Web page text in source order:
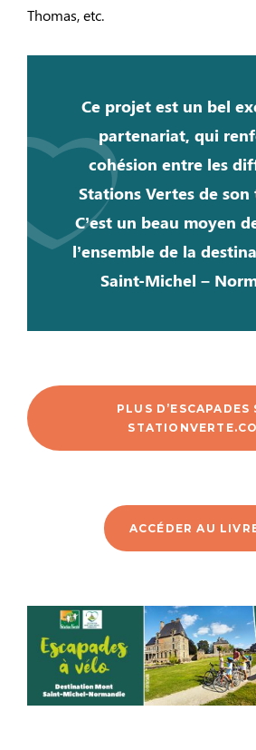
Thomas, etc.
Ce projet est un bel
partenariat, qui
cohésion entre les
Stations Vertes de
C’est un beau moyen
l’ensemble de la
Saint-Michel –
PLUS D’ESCAPADES
ACCÉDER AU